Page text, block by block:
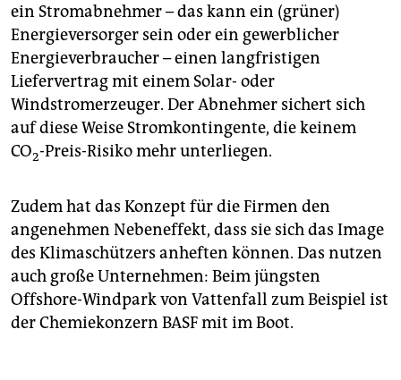
ein Stromabnehmer – das kann ein (grüner)
Energieversorger sein oder ein gewerblicher
Energieverbraucher – einen langfristigen
Liefervertrag mit einem Solar- oder
Windstromerzeuger. Der Abnehmer sichert sich
auf diese Weise Stromkontingente, die keinem
CO2-Preis-Risiko mehr unterliegen.
Zudem hat das Konzept für die Firmen den
angenehmen Nebeneffekt, dass sie sich das Image
des Klimaschützers anheften können. Das nutzen
auch große Unternehmen: Beim jüngsten
Offshore-Windpark von Vattenfall zum Beispiel ist
der Chemiekonzern BASF mit im Boot.